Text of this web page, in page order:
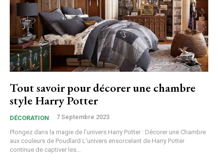
Tout savoir pour décorer une chambre
style Harry Potter
DÉCORATION 7 Septembre 2023
Plongez dans la magie de l'univers Harry Potter : Décorer une Chambre
aux couleurs de Poudlard L'univers ensorcelant de Harry Potter
continue de captiver les...